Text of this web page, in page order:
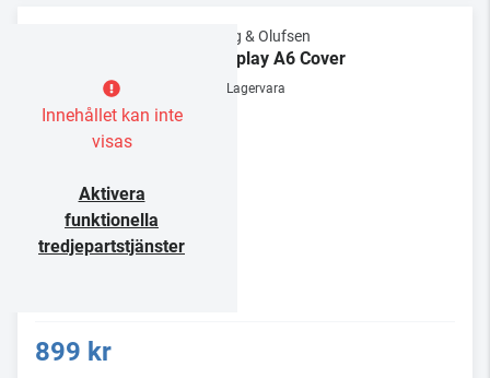
Innehållet kan inte
visas
Aktivera
funktionella
tredjepartstjänster
Bang & Olufsen
Beoplay A6 Cover
Lagervara
899 kr